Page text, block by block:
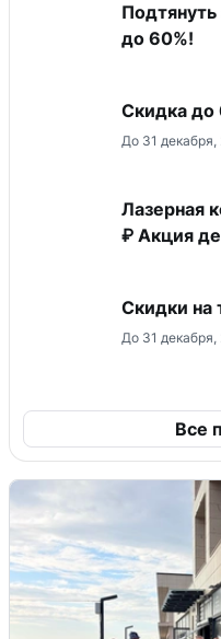
до 60%!
Скидка до
До 31 декабря,
Лазерная
₽ Акция
Скидки на
До 31 декабря,
Все